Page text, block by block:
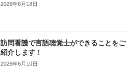
2026年6月18日
訪問看護で言語聴覚士ができることをご
紹介します！
2026年6月10日